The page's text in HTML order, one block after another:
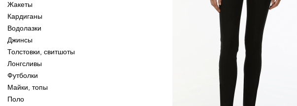
Жакеты
Кардиганы
Водолазки
Джинсы
Толстовки, свитшоты
Лонгсливы
Футболки
Майки, топы
Поло